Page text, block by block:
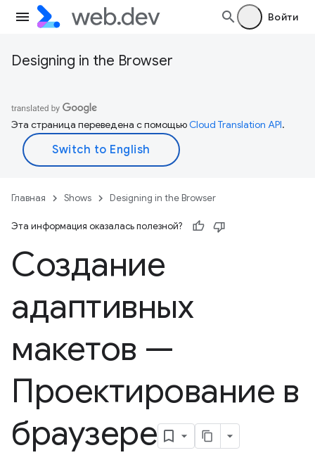
Войти
Designing in the Browser
Эта страница переведена с помощьюCloud Translation API.
Главная Shows Designing in the Browser
Эта информация оказалась полезной?
Создание
адаптивных
макетов —
Проектирование в
браузере